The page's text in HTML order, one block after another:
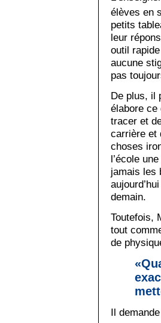
élèves en
petits
leur
outil
aucune
pas
De plus, il
élabore ce
tracer et
carrière et
choses
l’école
jamais les
demain.
Toutefois,
tout
de
Il